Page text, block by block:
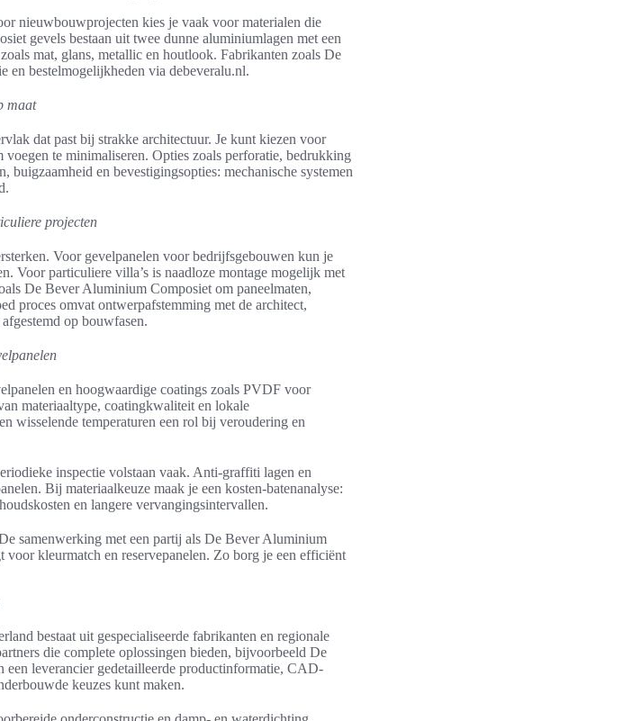
nieuwbouwprojecten kies je vaak voor materialen die
gevels bestaan uit twee dunne aluminiumlagen met een
mat, glans, metallic en houtlook. Fabrikanten zoals De
en bestelmogelijkheden via debeveralu.nl.
maat
dat past bij strakke architectuur. Je kunt kiezen voor
te minimaliseren. Opties zoals perforatie, bedrukking
en bevestigingsopties: mechanische systemen
projecten
Voor gevelpanelen voor bedrijfsgebouwen kun je
Voor particuliere villa’s is naadloze montage mogelijk met
De Bever Aluminium Composiet om paneelmaten,
proces omvat ontwerpafstemming met de architect,
op bouwfasen.
en hoogwaardige coatings zoals PVDF voor
materiaaltype, coatingkwaliteit en lokale
wisselende temperaturen een rol bij veroudering en
inspectie volstaan vaak. Anti-graffiti lagen en
Bij materiaalkeuze maak je een kosten-batenanalyse:
en langere vervangingsintervallen.
samenwerking met een partij als De Bever Aluminium
kleurmatch en reservepanelen. Zo borg je een efficiënt
bestaat uit gespecialiseerde fabrikanten en regionale
die complete oplossingen bieden, bijvoorbeeld De
leverancier gedetailleerde productinformatie, CAD-
keuzes kunt maken.